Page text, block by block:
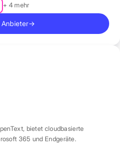
+ 4 mehr
→
bietet cloudbasierte
365 und Endgeräte.